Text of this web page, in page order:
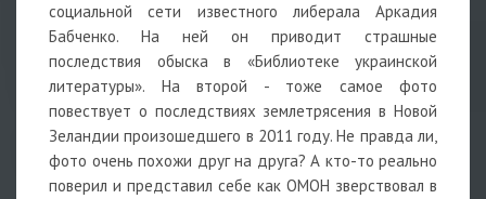
социальной сети известного либерала Аркадия
Бабченко. На ней он приводит страшные
последствия обыска в «Библиотеке украинской
литературы». На второй - тоже самое фото
повествует о последствиях землетрясения в Новой
Зеландии произошедшего в 2011 году. Не правда ли,
фото очень похожи друг на друга? А кто-то реально
поверил и представил себе как ОМОН зверствовал в